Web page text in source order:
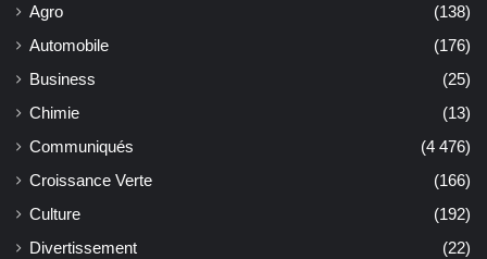
Agro
(138)
Automobile
(176)
Business
(25)
Chimie
(13)
Communiqués
(4 476)
Croissance Verte
(166)
Culture
(192)
Divertissement
(22)